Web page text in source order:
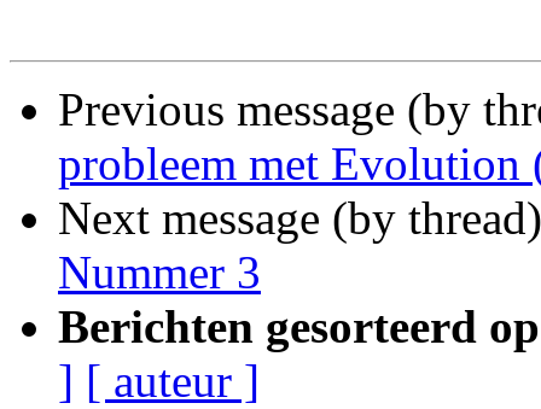
Previous message (by
probleem met Evolution
Next message (by
Nummer 3
Berichten gesorteerd
] [ auteur ]